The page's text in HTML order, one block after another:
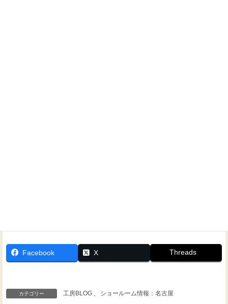
Facebook X Threads
カテゴリー 工房BLOG 、 ショールーム情報：名古屋